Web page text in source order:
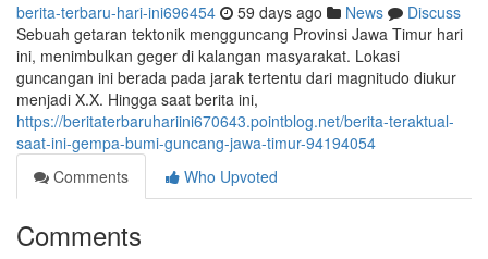
berita-terbaru-hari-ini696454 59 days ago News
Discuss
Sebuah getaran tektonik mengguncang Provinsi Jawa Timur hari
ini, menimbulkan geger di kalangan masyarakat. Lokasi
guncangan ini berada pada jarak tertentu dari magnitudo diukur
menjadi X.X. Hingga saat berita ini,
https://beritaterbaruhariini670643.pointblog.net/berita-teraktual-
saat-ini-gempa-bumi-guncang-jawa-timur-94194054
Comments
Who Upvoted
Comments